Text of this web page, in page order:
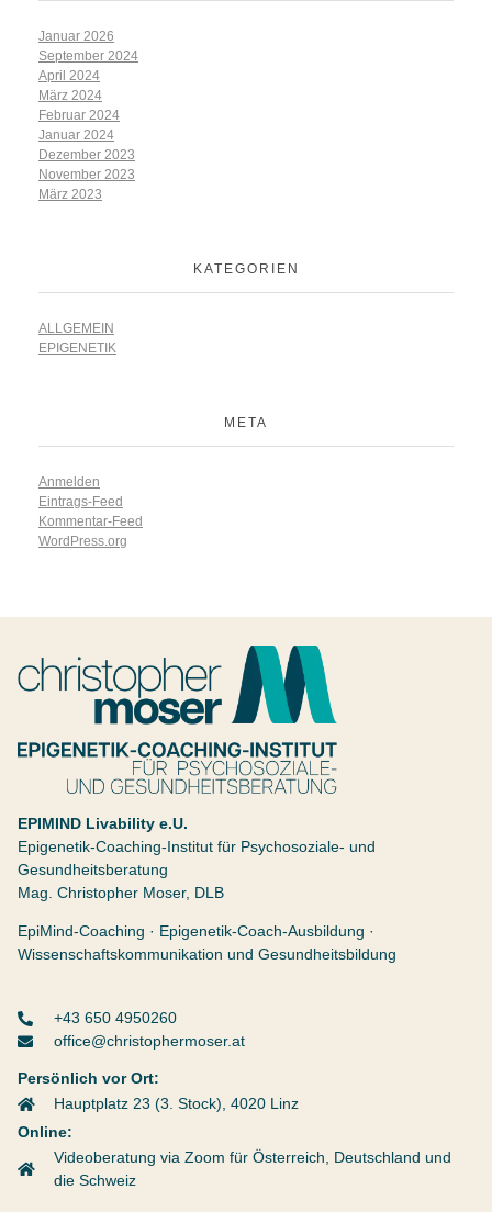
Januar 2026
September 2024
April 2024
März 2024
Februar 2024
Januar 2024
Dezember 2023
November 2023
März 2023
KATEGORIEN
ALLGEMEIN
EPIGENETIK
META
Anmelden
Eintrags-Feed
Kommentar-Feed
WordPress.org
Christopher Moser
Epigenetik Coaching Institut
EPIMIND Livability e.U.
Epigenetik-Coaching-Institut für Psychosoziale- und
Gesundheitsberatung
Mag. Christopher Moser, DLB
EpiMind-Coaching · Epigenetik-Coach-Ausbildung ·
Wissenschaftskommunikation und Gesundheitsbildung
+43 650 4950260
office@christophermoser.at
Persönlich vor Ort:
Hauptplatz 23 (3. Stock), 4020 Linz
Online:
Videoberatung via Zoom für Österreich, Deutschland und
die Schweiz